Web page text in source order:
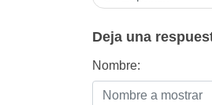
Deja una
Nombre: